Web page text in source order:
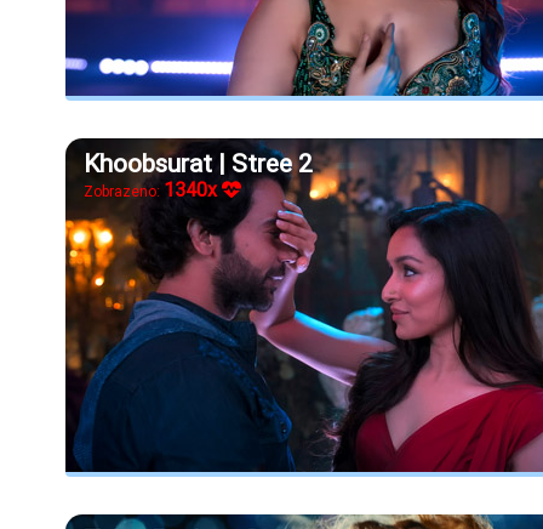
Khoobsurat | Stree 2
Zobrazeno: 1340x